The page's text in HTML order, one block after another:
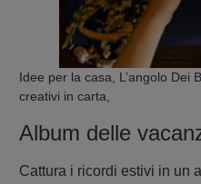
Idee per la casa, L’angolo Dei
creativi in carta,
Album delle
Cattura i ricordi estivi in un